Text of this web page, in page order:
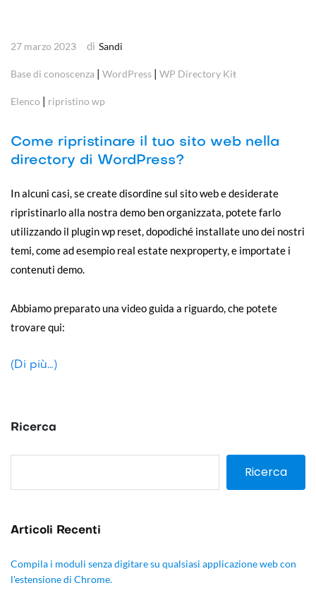
27 marzo 2023 di Sandi
Base di conoscenza WordPress WP Directory Kit
Elenco ripristino wp
Come ripristinare il tuo sito web nella
directory di WordPress?
In alcuni casi, se create disordine sul sito web e desiderate
ripristinarlo alla nostra demo ben organizzata, potete farlo
utilizzando il plugin wp reset, dopodiché installate uno dei nostri
temi, come ad esempio real estate nexproperty, e importate i
contenuti demo.
Abbiamo preparato una video guida a riguardo, che potete
trovare qui:
(Di più…)
Ricerca
Ricerca
Articoli Recenti
Compila i moduli senza digitare su qualsiasi applicazione web con
l'estensione di Chrome.